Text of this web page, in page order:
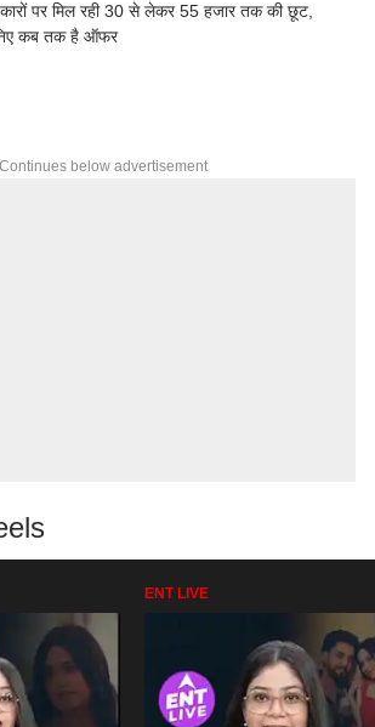
पर मिल रही 30 से लेकर 55 हजार तक की छूट,
कब तक है ऑफर
Continues below advertisement
ENT LIVE